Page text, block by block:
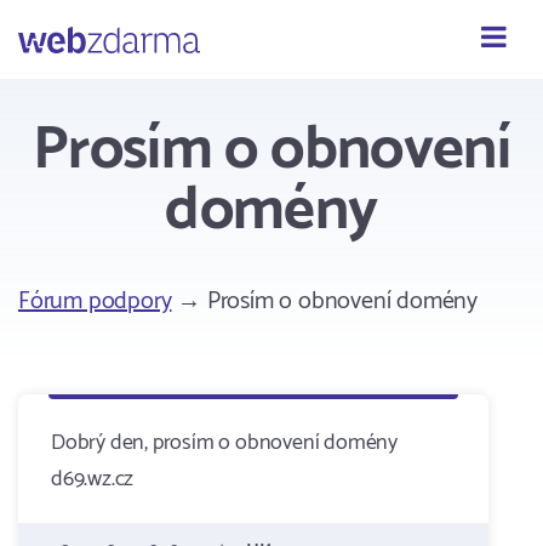
Webzdarma
Prosím o obnovení
domény
Fórum podpory→ Prosím o obnovení domény
Dobrý den, prosím o obnovení domény
d69.wz.cz